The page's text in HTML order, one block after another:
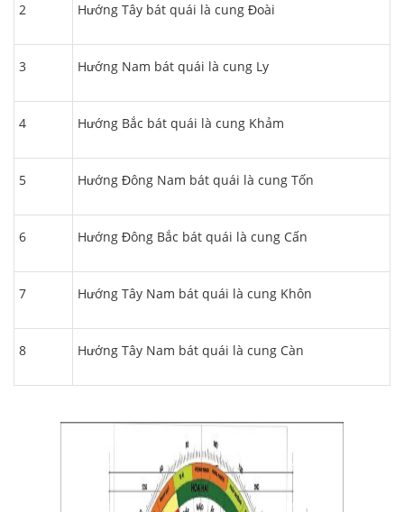
2 Hướng Tây bát quái là cung Đoài
3 Hướng Nam bát quái là cung Ly
4 Hướng Bắc bát quái là cung Khảm
5 Hướng Đông Nam bát quái là cung Tốn
6 Hướng Đông Bắc bát quái là cung Cấn
7 Hướng Tây Nam bát quái là cung Khôn
8 Hướng Tây Nam bát quái là cung Càn